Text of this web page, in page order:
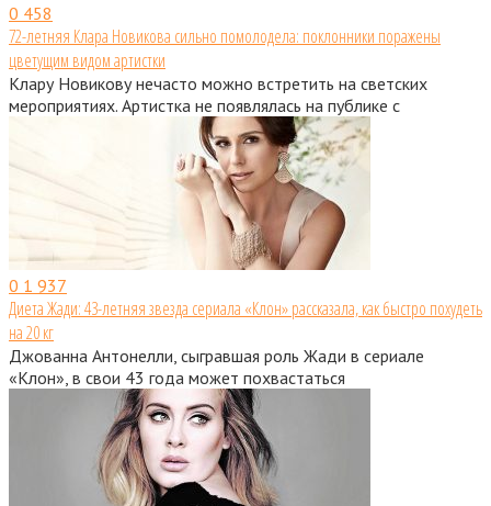
0 458
72-летняя Клара Новикова сильно помолодела: поклонники поражены
цветущим видом артистки
Клару Новикову нечасто можно встретить на светских
мероприятиях. Артистка не появлялась на публике с
0 1 937
Диета Жади: 43-летняя звезда сериала «Клон» рассказала, как быстро похудеть
на 20 кг
Джованна Антонелли, сыгравшая роль Жади в сериале
«Клон», в свои 43 года может похвастаться